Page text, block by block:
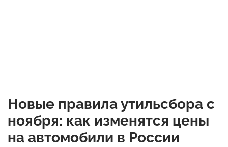
Новые правила утильсбора с
ноября: как изменятся цены
на автомобили в России